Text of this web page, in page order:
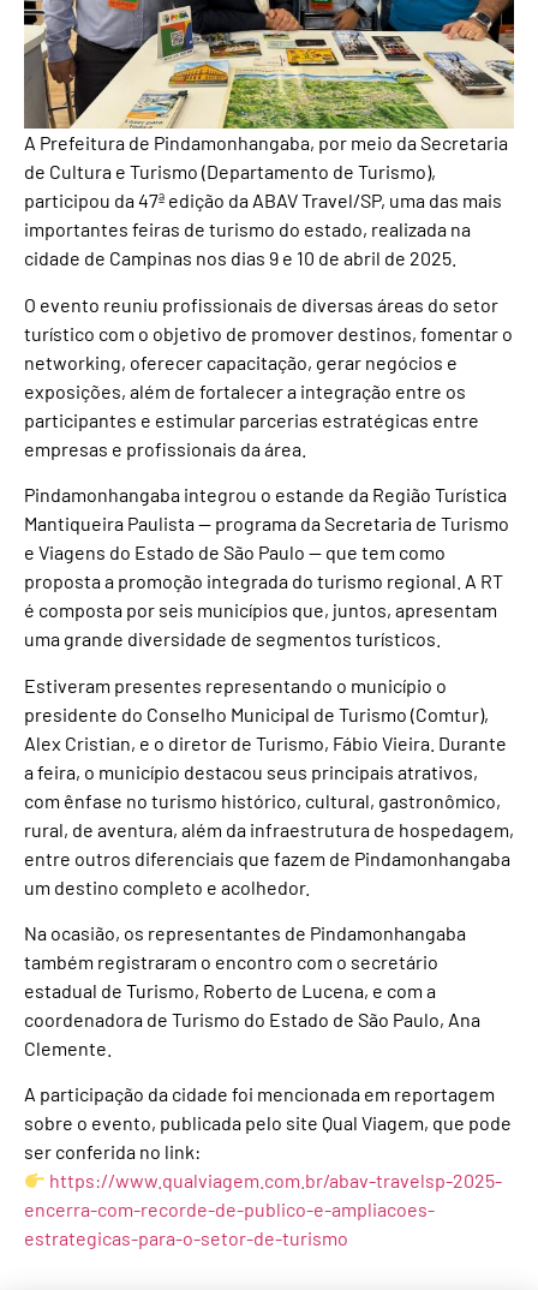
A Prefeitura de Pindamonhangaba, por meio da Secretaria
de Cultura e Turismo (Departamento de Turismo),
participou da 47ª edição da ABAV Travel/SP, uma das mais
importantes feiras de turismo do estado, realizada na
cidade de Campinas nos dias 9 e 10 de abril de 2025.
O evento reuniu profissionais de diversas áreas do setor
turístico com o objetivo de promover destinos, fomentar o
networking, oferecer capacitação, gerar negócios e
exposições, além de fortalecer a integração entre os
participantes e estimular parcerias estratégicas entre
empresas e profissionais da área.
Pindamonhangaba integrou o estande da Região Turística
Mantiqueira Paulista — programa da Secretaria de Turismo
e Viagens do Estado de São Paulo — que tem como
proposta a promoção integrada do turismo regional. A RT
é composta por seis municípios que, juntos, apresentam
uma grande diversidade de segmentos turísticos.
Estiveram presentes representando o município o
presidente do Conselho Municipal de Turismo (Comtur),
Alex Cristian, e o diretor de Turismo, Fábio Vieira. Durante
a feira, o município destacou seus principais atrativos,
com ênfase no turismo histórico, cultural, gastronômico,
rural, de aventura, além da infraestrutura de hospedagem,
entre outros diferenciais que fazem de Pindamonhangaba
um destino completo e acolhedor.
Na ocasião, os representantes de Pindamonhangaba
também registraram o encontro com o secretário
estadual de Turismo, Roberto de Lucena, e com a
coordenadora de Turismo do Estado de São Paulo, Ana
Clemente.
A participação da cidade foi mencionada em reportagem
sobre o evento, publicada pelo site Qual Viagem, que pode
ser conferida no link:
https://www.qualviagem.com.br/abav-travelsp-2025-
encerra-com-recorde-de-publico-e-ampliacoes-
estrategicas-para-o-setor-de-turismo